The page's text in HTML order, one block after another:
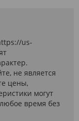
us-
не является
цены,
могут
время без